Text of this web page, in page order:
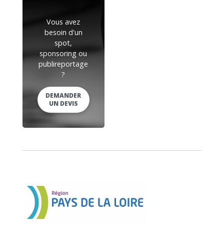
Vous avez
besoin d'un
spot,
sponsoring ou
publireportage
?
DEMANDER
UN DEVIS